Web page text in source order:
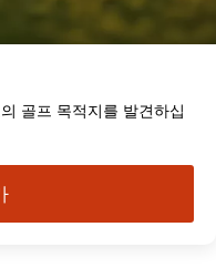
골프 목적지를 발견하십